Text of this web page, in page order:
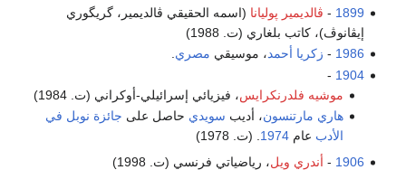
1899
- ڤالديمير پوليانا (اسمه الحقيقي ڤالديمير، گريگوري
إيڤانوڤ)، كاتب بلغاري (ت. 1988)
1986
- زكريا أحمد، موسيقي مصري.
1904
-
موشيه فلدرنكرايس، فيزيائي إسرائيلي-أوكراني (ت. 1984)
هاري مارتنسون، أديب سويدي حاصل على جائزة نوبل في
الأدب عام 1974 . (ت. 1978)
1906
- أندري ويل، رياضياتي فرنسي (ت. 1998)